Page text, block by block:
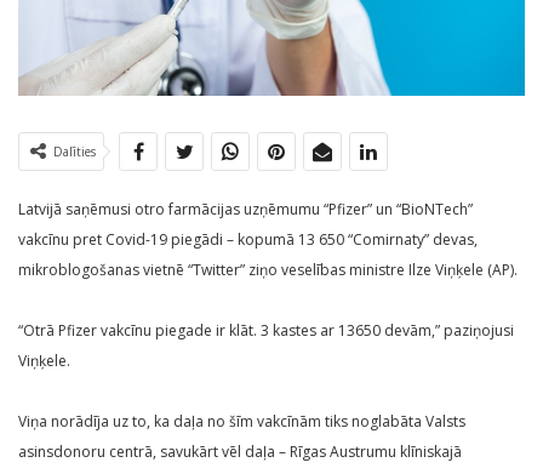
Dalīties
Latvijā saņēmusi otro farmācijas uzņēmumu “Pfizer” un “BioNTech”
vakcīnu pret Covid-19 piegādi – kopumā 13 650 “Comirnaty” devas,
mikroblogošanas vietnē “Twitter” ziņo veselības ministre Ilze Viņķele (AP).
“Otrā Pfizer vakcīnu piegade ir klāt. 3 kastes ar 13650 devām,” paziņojusi
Viņķele.
Viņa norādīja uz to, ka daļa no šīm vakcīnām tiks noglabāta Valsts
asinsdonoru centrā, savukārt vēl daļa – Rīgas Austrumu klīniskajā